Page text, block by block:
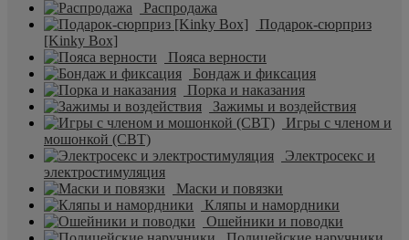
Распродажа
Подарок-сюрприз
[Kinky Box]
Пояса верности
Бондаж и фиксация
Порка и наказания
Зажимы и воздействия
Игры с членом и
мошонкой (CBT)
Электросекс и
электростимуляция
Маски и повязки
Кляпы и намордники
Ошейники и поводки